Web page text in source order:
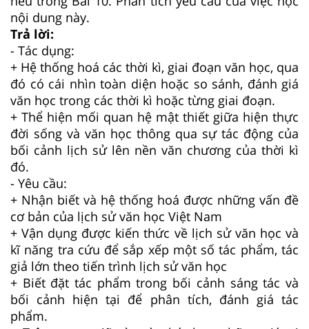
nội dung này.
Trả lời:
- Tác dụng:
+ Hệ thống hoá các thời kì, giai đoạn văn học, qua
đó có cái nhìn toàn diện hoặc so sánh, đánh giá
văn học trong các thời kì hoặc từng giai đoạn.
+ Thể hiện mối quan hệ mật thiết giữa hiện thực
đời sống và văn học thông qua sự tác động của
bối cảnh lịch sử lên nền văn chương của thời kì
đó.
- Yêu cầu:
+ Nhận biết và hệ thống hoá được những vấn đề
cơ bản của lịch sử văn học Việt Nam
+ Vận dụng được kiến thức về lịch sử văn học và
kĩ năng tra cứu để sắp xếp một số tác phẩm, tác
giả lớn theo tiến trình lịch sử văn học
+ Biết đặt tác phẩm trong bối cảnh sáng tác và
bối cảnh hiện tại để phân tích, đánh giá tác
phẩm.